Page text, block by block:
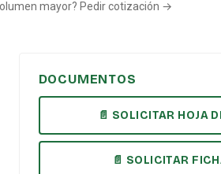
mayor? Pedir cotización →
DOCUMENTOS
📄 SOLICITAR HOJA
📄 SOLICITAR